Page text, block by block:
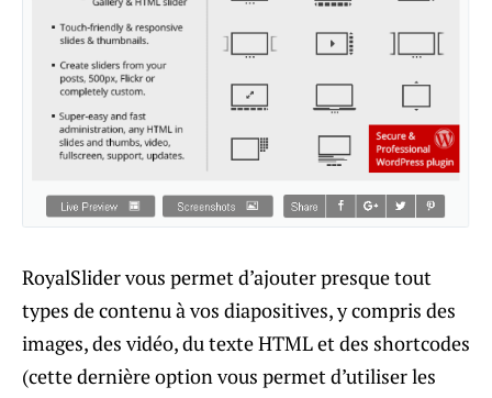
RoyalSlider vous permet d’ajouter presque tout
types de contenu à vos diapositives, y compris des
images, des vidéo, du texte HTML et des shortcodes
(cette dernière option vous permet d’utiliser les